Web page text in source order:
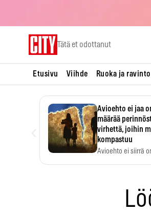
Tätä et odottanut
Etusivu Viihde Ruoka ja
Avioehto ei jaa
määrää
virhettä, joihin
kompastuu
Avioehto ei siirrä